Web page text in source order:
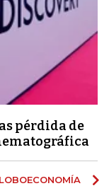
pérdida de